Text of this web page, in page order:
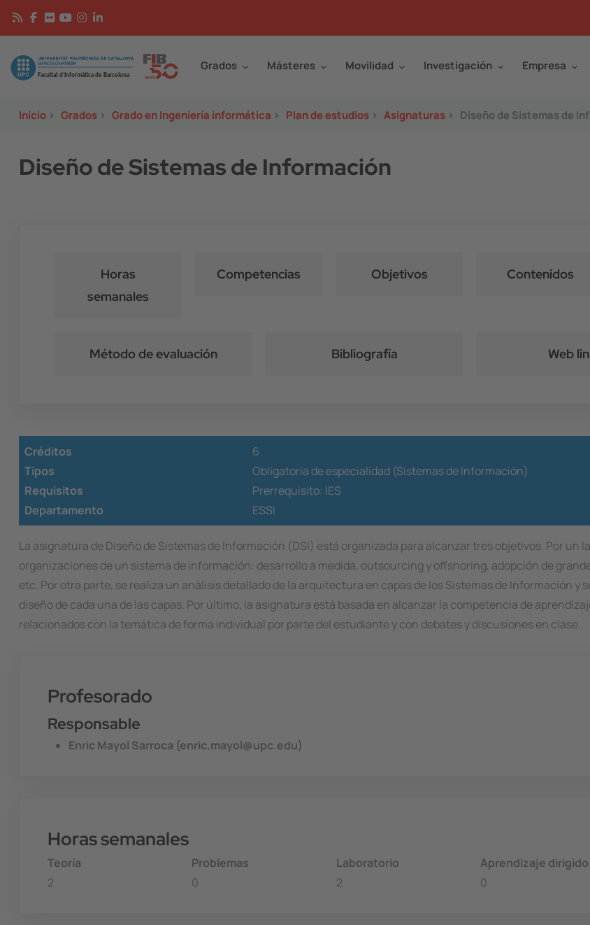
Pasar al contenido principal
Image Grados Másteres Movilidad Investigación Empresa
Inicio > Grados > Grado en Ingeniería informática > Plan de estudios > Asignaturas > Diseño de Sistemas de
Diseño de Sistemas de Información
Horas
semanales
Competencias Objetivos Contenidos
Método de evaluación Bibliografía Web
Créditos
6
Tipos
Obligatoria de especialidad (Sistemas de Información)
Requisitos
Prerrequisito: IES
Departamento
ESSI
La asignatura de Diseño de Sistemas de Información (DSI) está organizada para alcanzar tres objetivos. Por
organizaciones de un sistema de información: desarrollo a medida, outsourcing y offshoring, adopción de
etc. Por otra parte, se realiza un análisis detallado de la arquitectura en capas de los Sistemas de Información y
diseño de cada una de las capas. Por último, la asignatura está basada en alcanzar la competencia de
relacionados con la temática de forma individual por parte del estudiante y con debates y discusiones en clase.
Profesorado
Responsable
Enric Mayol Sarroca (enric.mayol@upc.edu)
Horas semanales
Teoría
2
Problemas
0
Laboratorio
2
Aprendizaje dirigido
0